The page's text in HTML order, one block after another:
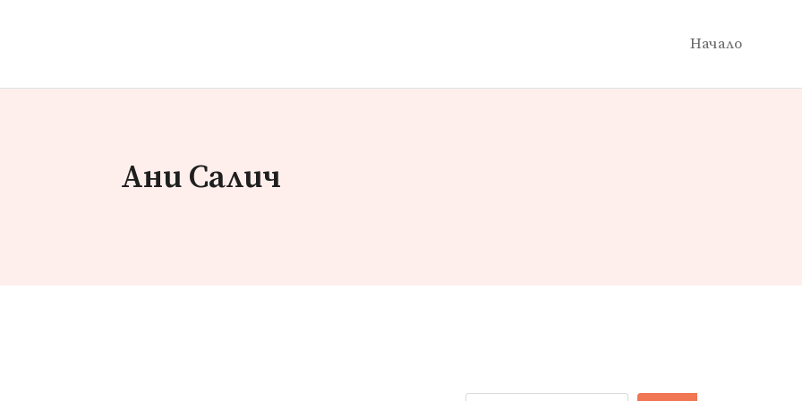
Начало
Ани Салич